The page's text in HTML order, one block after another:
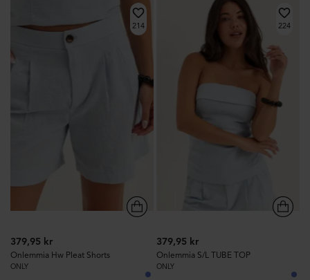
214
379,95 kr
Onlemmia Hw Pleat Shorts
ONLY
224
379,95 kr
Onlemmia S/L TUBE TOP
ONLY